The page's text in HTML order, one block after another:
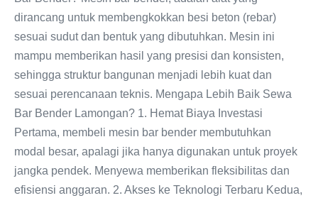
dirancang untuk membengkokkan besi beton (rebar)
sesuai sudut dan bentuk yang dibutuhkan. Mesin ini
mampu memberikan hasil yang presisi dan konsisten,
sehingga struktur bangunan menjadi lebih kuat dan
sesuai perencanaan teknis. Mengapa Lebih Baik Sewa
Bar Bender Lamongan? 1. Hemat Biaya Investasi
Pertama, membeli mesin bar bender membutuhkan
modal besar, apalagi jika hanya digunakan untuk proyek
jangka pendek. Menyewa memberikan fleksibilitas dan
efisiensi anggaran. 2. Akses ke Teknologi Terbaru Kedua,